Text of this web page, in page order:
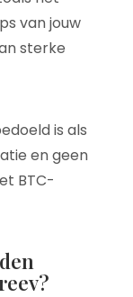
van jouw
sterke
is als
en geen
BTC-